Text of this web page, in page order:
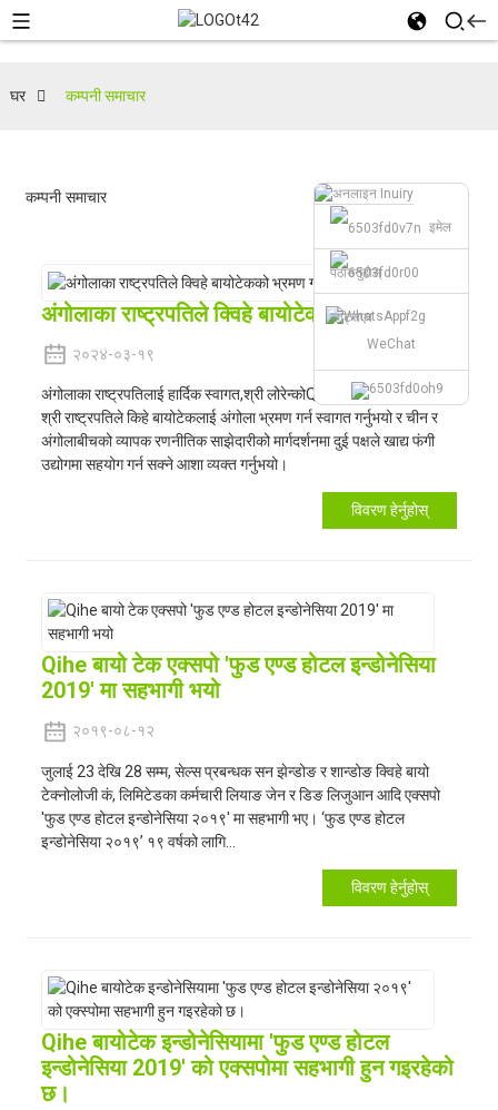
इमेल
पठाउनुहोस्
व्हाट्सएप
WeChat
घर कम्पनी समाचार
कम्पनी समाचार
अंगोलाका राष्ट्रपतिले क्विहे बायोटेकको भ्रमण गरे
२०२४-०३-१९
अंगोलाका राष्ट्रपतिलाई हार्दिक स्वागत,श्री लोरेन्कोQihe बायोटेक भ्रमण गर्न।
श्री राष्ट्रपतिले किहे बायोटेकलाई अंगोला भ्रमण गर्न स्वागत गर्नुभयो र चीन र
अंगोलाबीचको व्यापक रणनीतिक साझेदारीको मार्गदर्शनमा दुई पक्षले खाद्य फंगी
उद्योगमा सहयोग गर्न सक्ने आशा व्यक्त गर्नुभयो।
विवरण हेर्नुहोस्
Qihe बायो टेक एक्सपो 'फुड एण्ड होटल इन्डोनेसिया
2019' मा सहभागी भयो
२०१९-०८-१२
जुलाई 23 देखि 28 सम्म, सेल्स प्रबन्धक सन झेन्डोङ र शान्डोङ क्विहे बायो
टेक्नोलोजी कं, लिमिटेडका कर्मचारी लियाङ जेन र डिङ लिजुआन आदि एक्सपो
'फुड एण्ड होटल इन्डोनेसिया २०१९' मा सहभागी भए। ‘फुड एण्ड होटल
इन्डोनेसिया २०१९’ १९ वर्षको लागि...
विवरण हेर्नुहोस्
Qihe बायोटेक इन्डोनेसियामा 'फुड एण्ड होटल
इन्डोनेसिया 2019' को एक्सपोमा सहभागी हुन गइरहेको
छ।